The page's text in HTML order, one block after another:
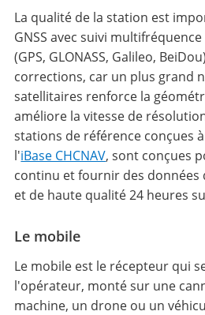
La qualité de la station est
GNSS avec suivi
(GPS, GLONASS, Galileo,
corrections, car un plus grand
satellitaires renforce la
améliore la vitesse de
stations de référence conçues
l'iBase CHCNAV, sont conçues
continu et fournir des données
et de haute qualité 24 heures
Le mobile
Le mobile est le récepteur qui
l'opérateur, monté sur une
machine, un drone ou un